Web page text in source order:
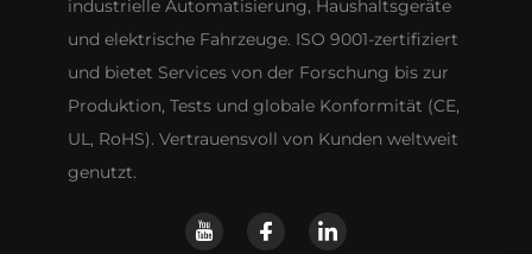
industrielle Automatisierung, Haushaltsgeräte
und elektrische Fahrzeuge. ISO 9001-zertifiziert
und bietet Services von der Forschung bis zur
Produktion, Tests und globale Konformität (CE,
UL, RoHS). Vertrauensvoll von Kunden weltweit
genutzt.